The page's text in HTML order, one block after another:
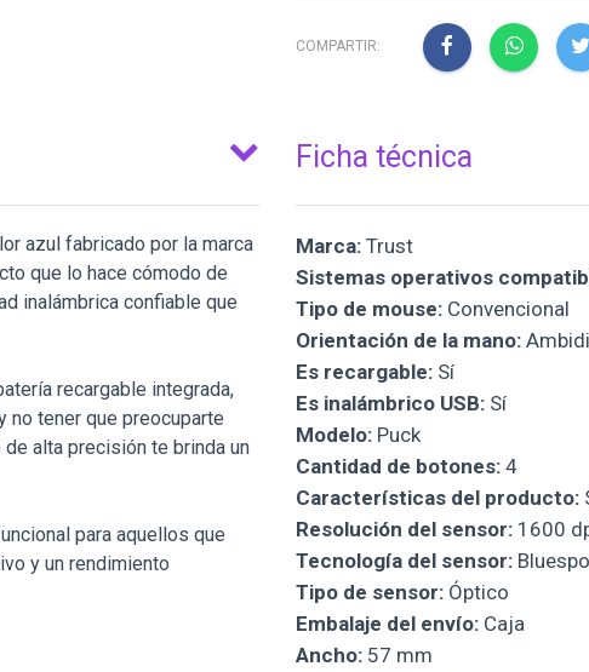
COMPARTIR:
azul fabricado por la marca
que lo hace cómodo de
inalámbrica confiable que
recargable integrada,
no tener que preocuparte
alta precisión te brinda un
para aquellos que
y un rendimiento
Ficha técnica
Marca: Trust
Sistemas operativos
Tipo de mouse: Convencional
Orientación de la mano:
Es recargable: Sí
Es inalámbrico USB: Sí
Modelo: Puck
Cantidad de botones: 4
Características del producto:
Resolución del sensor: 1600
Tecnología del sensor:
Tipo de sensor: Óptico
Embalaje del envío: Caja
Ancho: 57 mm